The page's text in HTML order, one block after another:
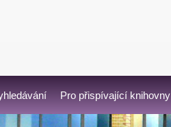
Pro přispívající knihovny